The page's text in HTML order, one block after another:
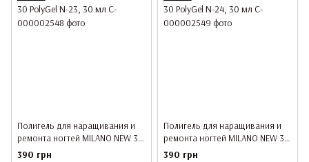
Полигель для наращивания и
ремонта ногтей MILANO NEW 30
PolyGel N-23, 30 мл
390 грн
Полигель для наращивания и
ремонта ногтей MILANO NEW 30
PolyGel N-24, 30 мл
390 грн